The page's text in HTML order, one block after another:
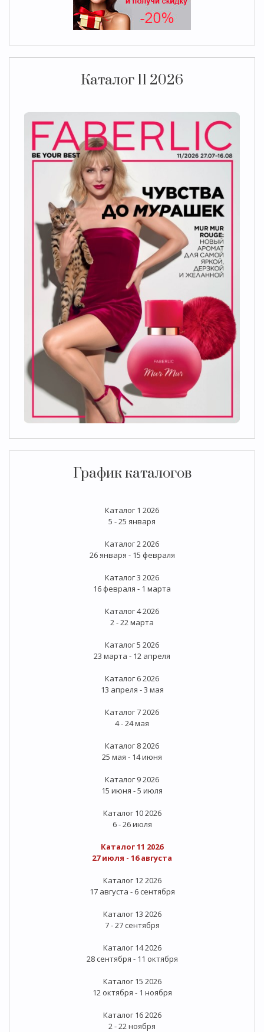
Каталог 11 2026
График каталогов
Каталог 1 2026
5 - 25 января
Каталог 2 2026
26 января - 15 февраля
Каталог 3 2026
16 февраля - 1 марта
Каталог 4 2026
2 - 22 марта
Каталог 5 2026
23 марта - 12 апреля
Каталог 6 2026
13 апреля - 3 мая
Каталог 7 2026
4 - 24 мая
Каталог 8 2026
25 мая - 14 июня
Каталог 9 2026
15 июня - 5 июля
Каталог 10 2026
6 - 26 июля
Каталог 11 2026
27 июля - 16 августа
Каталог 12 2026
17 августа - 6 сентября
Каталог 13 2026
7 - 27 сентября
Каталог 14 2026
28 сентября - 11 октября
Каталог 15 2026
12 октября - 1 ноября
Каталог 16 2026
2 - 22 ноября